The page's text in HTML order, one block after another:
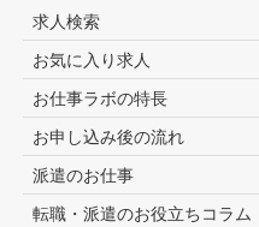
求人検索
お気に入り求人
お仕事ラボの特長
お申し込み後の流れ
派遣のお仕事
転職・派遣のお役⽴ちコラム